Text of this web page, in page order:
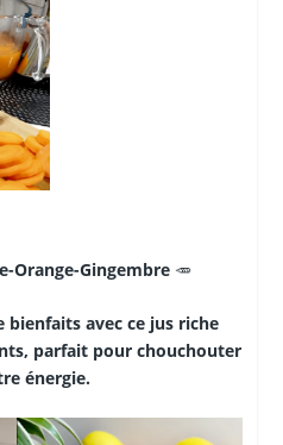
Orange-Gingembre🥕
bienfaits avec ce jus riche
parfait pour chouchouter
énergie.